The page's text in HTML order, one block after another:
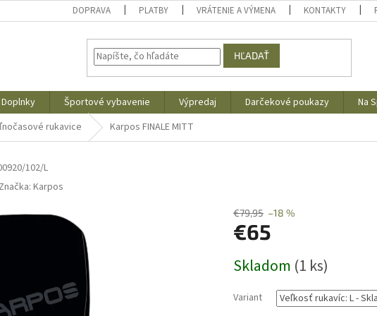
DOPRAVA PLATBY VRÁTENIE A VÝMENA KONTAKTY
HĽADAŤ
Doplnky Športové vybavenie Výpredaj Darčekové poukazy Na
rukavice Karpos FINALE MITT
102/L
Značka: Karpos
€79,95 –18 %
€65
cena:
Skladom (1 ks)
Variant